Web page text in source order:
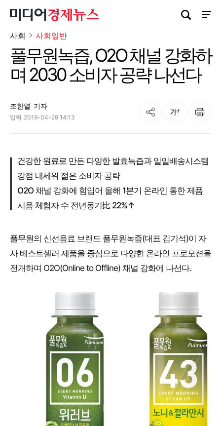
사이
검색창 열기
사회 사회일반
풀무원녹즙, O2O 채널 강화하
며 2030 소비자 공략 나선다
조한열 기자
입력 2019-04-29 14:13
공유 글자크기 인쇄
건강한 원료로 만든 다양한 발효녹즙과 일일배송시스템
강점 내세워 젊은 소비자 공략
O2O 채널 강화에 힘입어 올해 1분기 온라인 통한 제품
시음 체험자 수 전년동기比 22%↑
풀무원의 신선음료 브랜드 풀무원녹즙(대표 김기석)이 자
사 베스트셀러 제품을 중심으로 다양한 온라인 프로모션을
전개하며 O2O(Online to Offline) 채널 강화에 나선다.